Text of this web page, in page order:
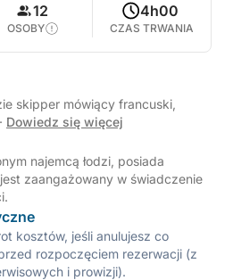
12
OSOBY
4h00
CZAS TRWANIA
skipper mówiący francuski,
· Dowiedz się więcej
najemcą łodzi, posiada
zaangażowany w świadczenie
kosztów, jeśli anulujesz co
rozpoczęciem rezerwacji (z
i prowizji).